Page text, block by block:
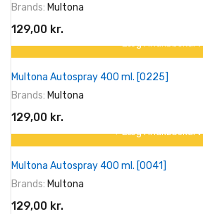
Brands: Multona
129,00 kr.
+ Læg I Indkøbskurv
Multona Autospray 400 ml. [0225]
Brands: Multona
129,00 kr.
+ Læg I Indkøbskurv
Multona Autospray 400 ml. [0041]
Brands: Multona
129,00 kr.